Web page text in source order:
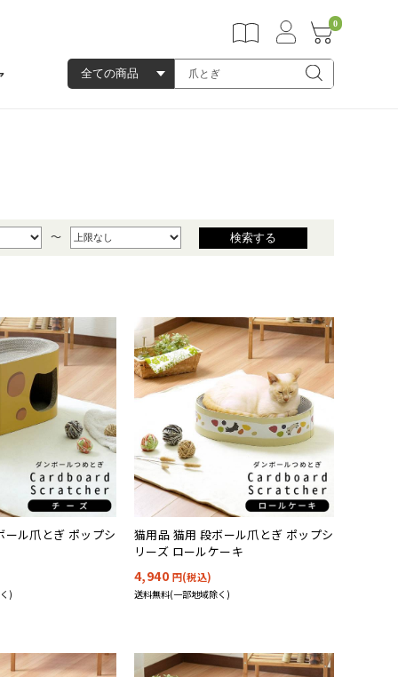
0
～
ール爪とぎ ポップシ
)
猫用品 猫用 段ボール爪とぎ ポップシ
リーズ ロールケーキ
4,940 円(税込)
送料無料(一部地域除く)